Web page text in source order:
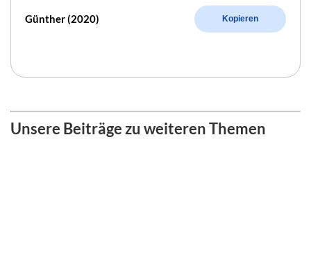
Günther (2020) Kopieren
Unsere Beiträge zu weiteren Themen